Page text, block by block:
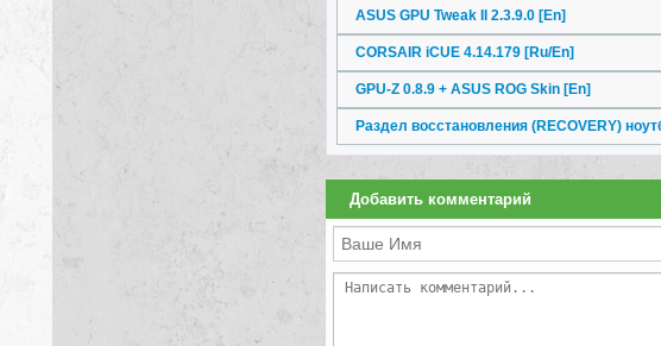
ASUS GPU Tweak II 2.3.9.0 [En]
CORSAIR iCUE 4.14.179 [Ru/En]
GPU-Z 0.8.9 + ASUS ROG Skin [En]
Добавить комментарий